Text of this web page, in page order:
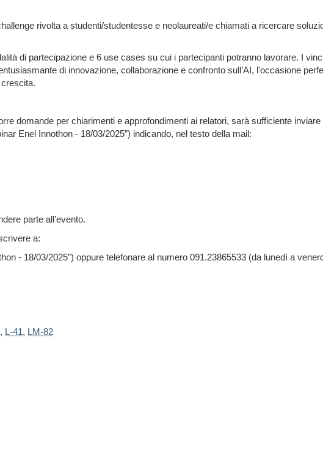
rivolta a studenti/studentesse e neolaureati/e chiamati a ricercare
di partecipazione e 6 use cases su cui i partecipanti potranno lavorare. I
di innovazione, collaborazione e confronto sull’AI, l'occasione
domande per chiarimenti e approfondimenti ai relatori, sarà sufficiente inviare
Enel Innothon - 18/03/2025”) indicando, nel testo della mail:
parte all’evento.
a:
- 18/03/2025”) oppure telefonare al numero 091.23865533 (da lunedì a
, L-41, LM-82